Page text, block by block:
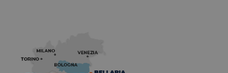
dei cookie